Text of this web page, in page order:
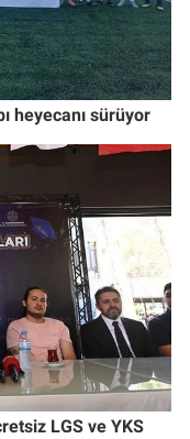
heyecanı sürüyor
LGS ve YKS